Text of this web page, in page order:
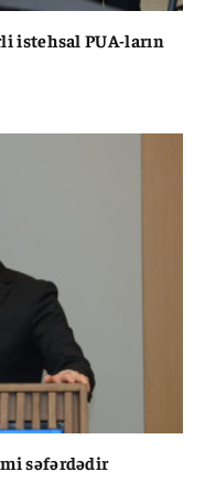
istehsal PUA-ların
səfərdədir